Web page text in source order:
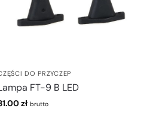
DO PRZYCZEP
FT-9 B LED
zł brutto